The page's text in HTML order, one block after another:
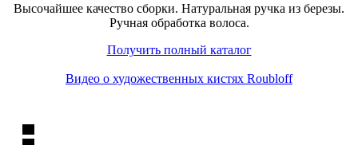
Высочайшее качество сборки. Натуральная ручка из березы.
Ручная обработка волоса.
Получить полный каталог
Видео о художественных кистях Roubloff